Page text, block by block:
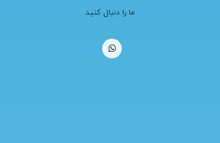
ما را دنبال کنید